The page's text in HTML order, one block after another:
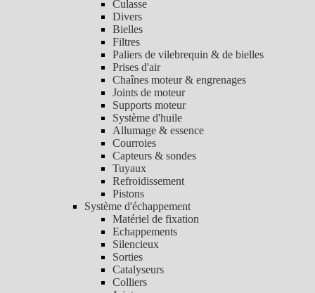
Culasse
Divers
Bielles
Filtres
Paliers de vilebrequin & de bielles
Prises d'air
Chaînes moteur & engrenages
Joints de moteur
Supports moteur
Système d'huile
Allumage & essence
Courroies
Capteurs & sondes
Tuyaux
Refroidissement
Pistons
Système d'échappement
Matériel de fixation
Echappements
Silencieux
Sorties
Catalyseurs
Colliers